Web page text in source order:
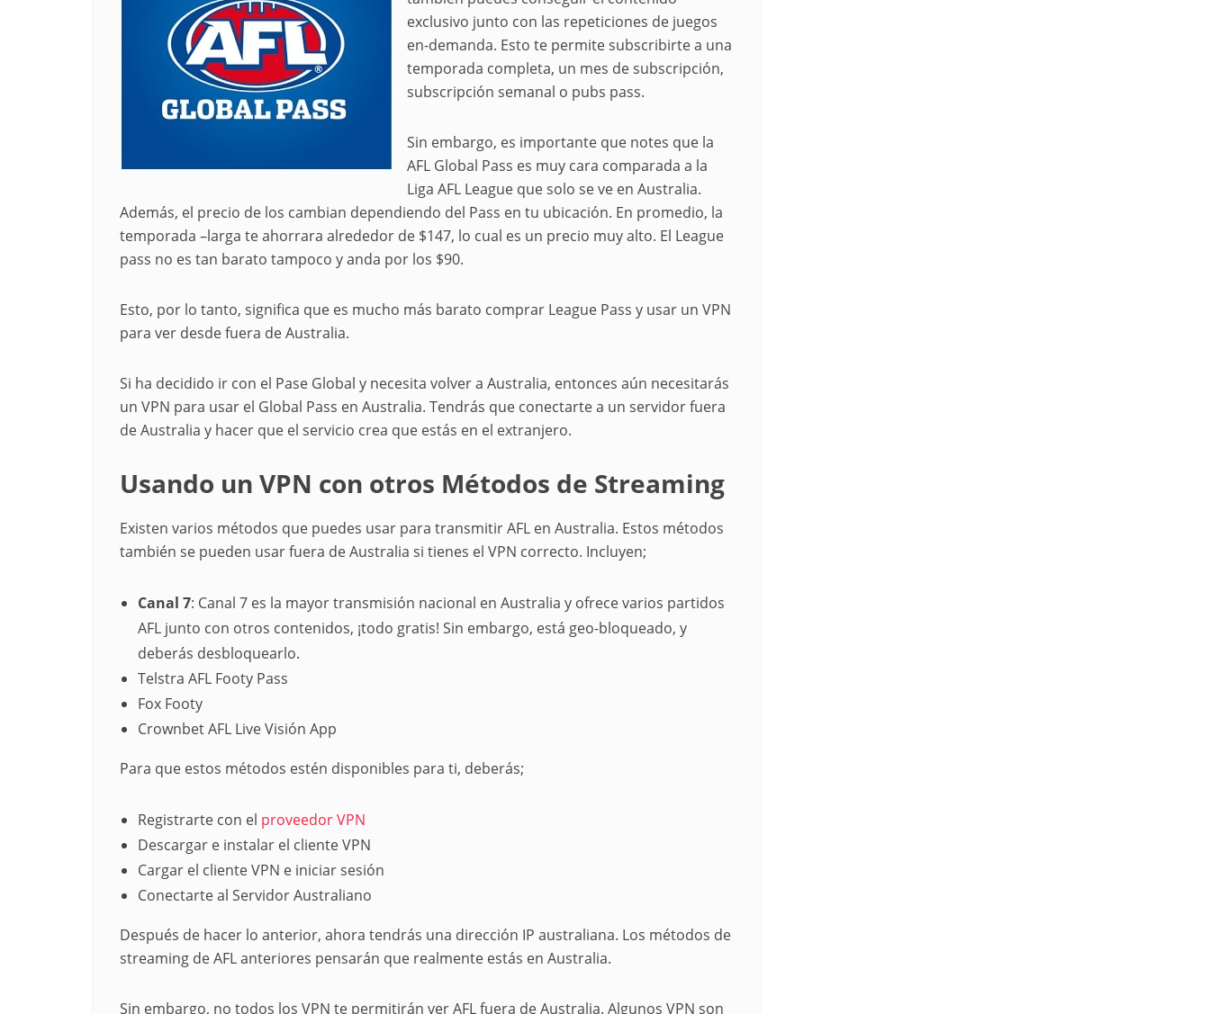
exclusivo junto con las repeticiones de juegos
en-demanda. Esto te permite subscribirte a una
temporada completa, un mes de subscripción,
subscripción semanal o pubs pass.
Sin embargo, es importante que notes que la
AFL Global Pass es muy cara comparada a la
Liga AFL League que solo se ve en Australia.
Además, el precio de los cambian dependiendo del Pass en tu ubicación. En promedio, la
temporada –larga te ahorrara alrededor de $147, lo cual es un precio muy alto. El League
pass no es tan barato tampoco y anda por los $90.
Esto, por lo tanto, significa que es mucho más barato comprar League Pass y usar un VPN
para ver desde fuera de Australia.
Si ha decidido ir con el Pase Global y necesita volver a Australia, entonces aún necesitarás
un VPN para usar el Global Pass en Australia. Tendrás que conectarte a un servidor fuera
de Australia y hacer que el servicio crea que estás en el extranjero.
Usando un VPN con otros Métodos de Streaming
Existen varios métodos que puedes usar para transmitir AFL en Australia. Estos métodos
también se pueden usar fuera de Australia si tienes el VPN correcto. Incluyen;
Canal 7: Canal 7 es la mayor transmisión nacional en Australia y ofrece varios partidos
AFL junto con otros contenidos, ¡todo gratis! Sin embargo, está geo-bloqueado, y
deberás desbloquearlo.
Telstra AFL Footy Pass
Fox Footy
Crownbet AFL Live Visión App
Para que estos métodos estén disponibles para ti, deberás;
Registrarte con el proveedor VPN
Descargar e instalar el cliente VPN
Cargar el cliente VPN e iniciar sesión
Conectarte al Servidor Australiano
Después de hacer lo anterior, ahora tendrás una dirección IP australiana. Los métodos de
streaming de AFL anteriores pensarán que realmente estás en Australia.
Sin embargo, no todos los VPN te permitirán ver AFL fuera de Australia. Algunos VPN son